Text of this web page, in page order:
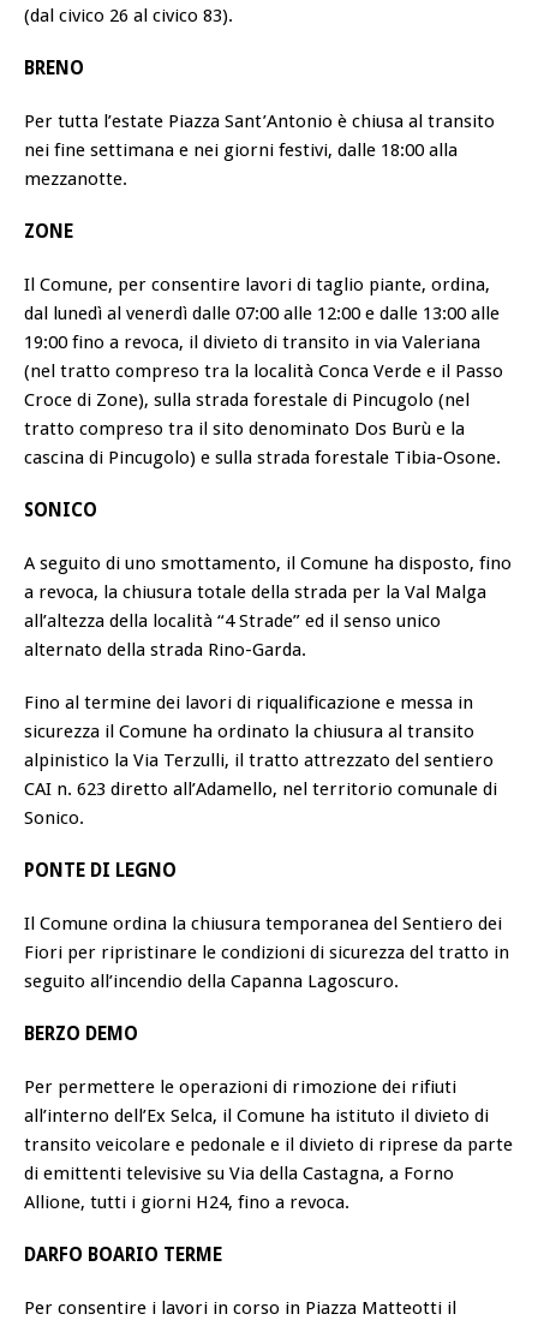
(dal civico 26 al civico 83).
BRENO
Per tutta l’estate Piazza Sant’Antonio è chiusa al transito
nei fine settimana e nei giorni festivi, dalle 18:00 alla
mezzanotte.
ZONE
Il Comune, per consentire lavori di taglio piante, ordina,
dal lunedì al venerdì dalle 07:00 alle 12:00 e dalle 13:00 alle
19:00 fino a revoca, il divieto di transito in via Valeriana
(nel tratto compreso tra la località Conca Verde e il Passo
Croce di Zone), sulla strada forestale di Pincugolo (nel
tratto compreso tra il sito denominato Dos Burù e la
cascina di Pincugolo) e sulla strada forestale Tibia-Osone.
SONICO
A seguito di uno smottamento, il Comune ha disposto, fino
a revoca, la chiusura totale della strada per la Val Malga
all’altezza della località “4 Strade” ed il senso unico
alternato della strada Rino-Garda.
Fino al termine dei lavori di riqualificazione e messa in
sicurezza il Comune ha ordinato la chiusura al transito
alpinistico la Via Terzulli, il tratto attrezzato del sentiero
CAI n. 623 diretto all’Adamello, nel territorio comunale di
Sonico.
PONTE DI LEGNO
Il Comune ordina la chiusura temporanea del Sentiero dei
Fiori per ripristinare le condizioni di sicurezza del tratto in
seguito all’incendio della Capanna Lagoscuro.
BERZO DEMO
Per permettere le operazioni di rimozione dei rifiuti
all’interno dell’Ex Selca, il Comune ha istituto il divieto di
transito veicolare e pedonale e il divieto di riprese da parte
di emittenti televisive su Via della Castagna, a Forno
Allione, tutti i giorni H24, fino a revoca.
DARFO BOARIO TERME
Per consentire i lavori in corso in Piazza Matteotti il